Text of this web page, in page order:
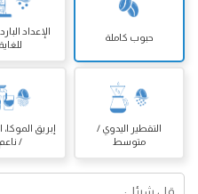
حبوب كاملة
الإعداد
للغاية
التقطير اليدوي /
متوسط
إبريق
/ ناعم